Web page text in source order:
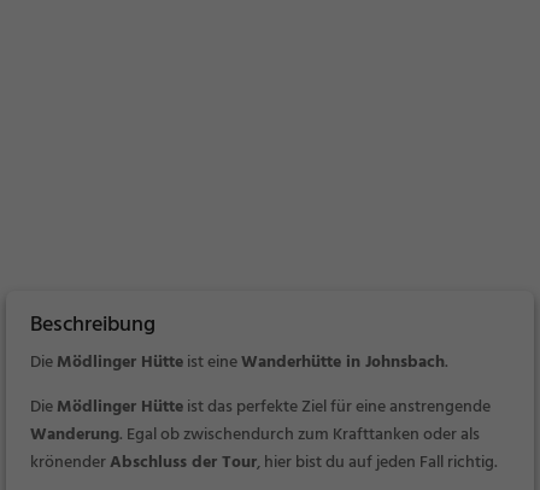
Beschreibung
DieMödlinger Hütteist eineWanderhütte in Johnsbach.
DieMödlinger Hütteist das perfekte Ziel für eine anstrengende
Wanderung. Egal ob zwischendurch zum Krafttanken oder als
krönenderAbschluss der Tour, hier bist du auf jeden Fall richtig.